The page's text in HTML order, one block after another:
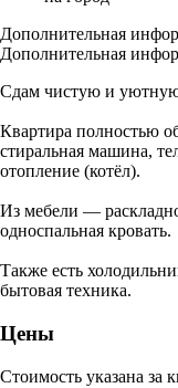
Дополнительная
Дополнительная
Сдам чистую и
Квартира полностью
стиральная машина,
отопление (котёл).
Из мебели —
односпальная кровать.
Также есть
бытовая техника.
Цены
Стоимость указана за